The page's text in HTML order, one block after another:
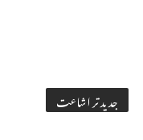
جدید تر اشاعت